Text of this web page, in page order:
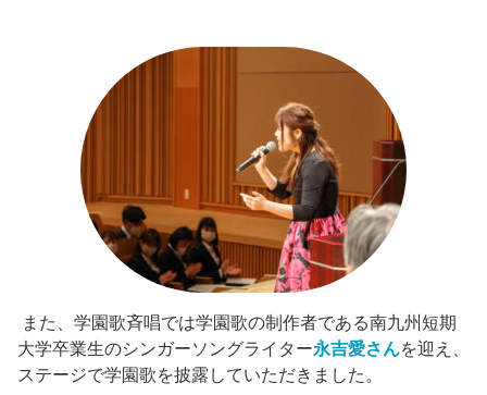
また、学園歌斉唱では学園歌の制作者である南九州短期
大学卒業生のシンガーソングライター永吉愛さんを迎え、
ステージで学園歌を披露していただきました。